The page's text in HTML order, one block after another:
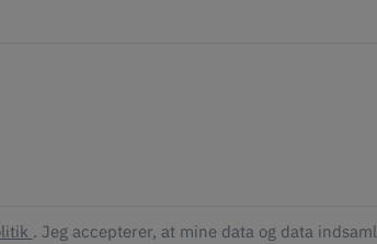
. Jeg accepterer, at mine data og data